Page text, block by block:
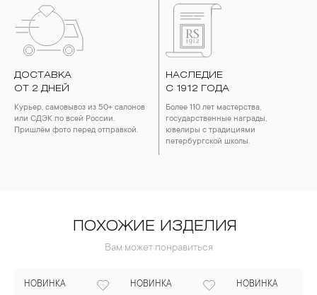
ДОСТАВКА
ОТ 2 ДНЕЙ
Курьер, самовывоз из 50+ салонов
или СДЭК по всей России.
Пришлём фото перед отправкой.
НАСЛЕДИЕ
С 1912 ГОДА
Более 110 лет мастерства,
государственные награды,
ювелиры с традициями
петербургской школы.
ПОХОЖИЕ ИЗДЕЛИЯ
Вам может понравиться
НОВИНКА НОВИНКА НОВИНКА